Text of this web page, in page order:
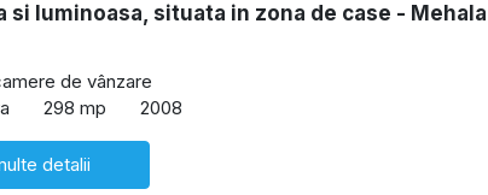
si luminoasa, situata in zona de case - Mehala
de vânzare
298 mp 2008
detalii